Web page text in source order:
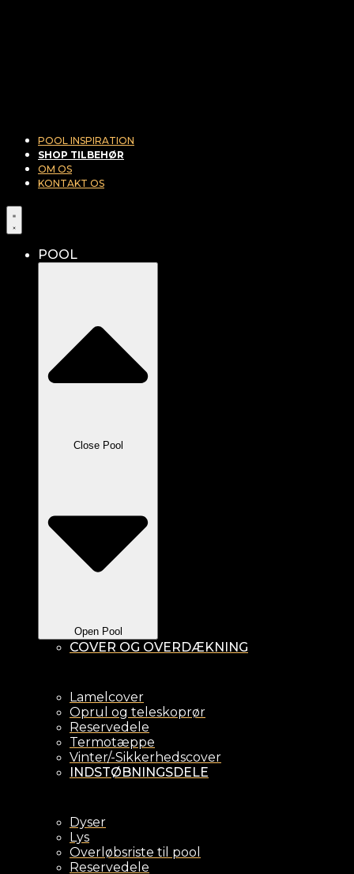
POOL INSPIRATION
SHOP TILBEHØR
OM OS
KONTAKT OS
POOL
Close Pool
Open Pool
COVER OG OVERDÆKNING
Lamelcover
Oprul og teleskoprør
Reservedele
Termotæppe
Vinter/-Sikkerhedscover
INDSTØBNINGSDELE
Dyser
Lys
Overløbsriste til pool
Reservedele